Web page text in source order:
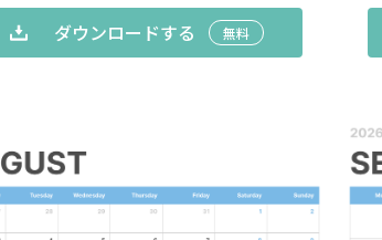
ダウンロードする 無料